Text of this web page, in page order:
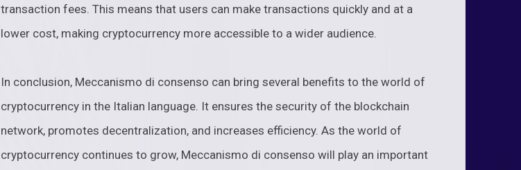
transaction fees. This means that users can make transactions quickly and at a
lower cost, making cryptocurrency more accessible to a wider audience.
In conclusion, Meccanismo di consenso can bring several benefits to the world of
cryptocurrency in the Italian language. It ensures the security of the blockchain
network, promotes decentralization, and increases efficiency. As the world of
cryptocurrency continues to grow, Meccanismo di consenso will play an important